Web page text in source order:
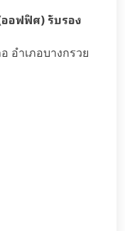
อฟฟิศ) รับรอง
อำเภอบางกรวย